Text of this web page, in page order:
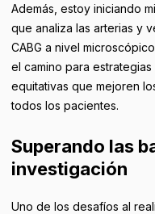
Además, estoy iniciando
que analiza las arterias y
CABG a nivel
el camino para
equitativas que mejoren
todos los pacientes.
Superando las
investigación
Uno de los desafíos al